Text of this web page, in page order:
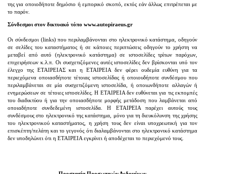
της για οποιοδήποτε δημόσιο ή εμπορικό σκοπό, εκτός εάν άλλως επιτρέπεται με
το παρόν.
Σύνδεσμοι στον δικτυακό τόπο www.autopiraeus.gr
Οι σύνδεσμοι (links) που περιλαμβάνονται στο ηλεκτρονικό κατάστημα, οδηγούν
σε σελίδες του καταστήματος ή σε κάποιες περιπτώσεις οδηγούν το χρήστη να
μεταβεί από αυτό (ηλεκτρονικό κατάστημα) σε ιστοσελίδες τρίτων παρόχων,
επιχειρήσεων κ.λ.π. Οι συσχετιζόμενες αυτές ιστοσελίδες δεν βρίσκονται υπό τον
έλεγχο της ΕΤΑΙΡΕΙΑΣ και η ΕΤΑΙΡΕΙΑ δεν φέρει ουδεμία ευθύνη για τα
περιεχόμενα οποιασδήποτε τέτοιας ιστοσελίδας ή οποιουδήποτε συνδέσμου που
περιλαμβάνεται σε μία συσχετιζόμενη ιστοσελίδα, ή οποιωνδήποτε αλλαγών ή
ενημερώσεων σε τέτοιες ιστοσελίδες. Η EΤΑΙΡΕΙΑ δεν ευθύνεται για τις εκπομπές
του διαδικτύου ή για την οποιασδήποτε μορφής μετάδοση που λαμβάνεται από
οποιαδήποτε συνδεδεμένη ιστοσελίδα. Η ΕΤΑΙΡΕΙΑ παρέχει αυτούς τους
συνδέσμους στο ηλεκτρονικό της κατάστημα, μόνο για τη διευκόλυνση της χρήσης
του ηλεκτρονικού καταστήματος, η χρήση τους δεν είναι υποχρεωτική για τον
επισκέπτη/πελάτη και το γεγονός ότι διαλαμβάνονται στο ηλεκτρονικό κατάστημα
δεν υποδηλώνει ότι η ΕΤΑΙΡΕΙΑ εγκρίνει ή αποδέχεται το περιεχόμενό τους.